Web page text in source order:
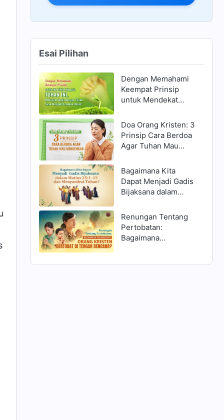
Esai Pilihan
Dengan Memahami
Keempat Prinsip
untuk Mendekat
Hubungan Anda
dengan Tuhan akan
Menjadi Semakin
Dekat
Doa Orang Kristen: 3
Prinsip Cara Berdoa
Agar Tuhan Mau
Bagaimana Kita
Dapat Menjadi Gadis
Bijaksana dalam
Menyambut Tuhan?
Renungan Tentang
Pertobatan:
Bagaimana